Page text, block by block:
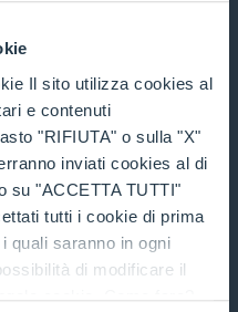
Il sito utilizza cookies al
e contenuti
"RIFIUTA" o sulla "X"
inviati cookies al di
su "ACCETTA TUTTI"
tutti i cookie di prima
quali saranno in ogni
di modificare il
cookie. Come fare?
136
MORE